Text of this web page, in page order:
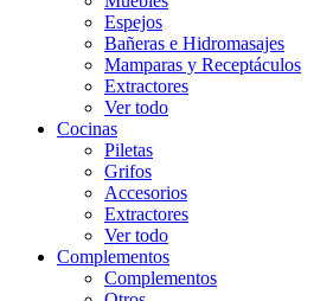
Espejos
Bañeras e Hidromasajes
Mamparas y Receptáculos
Extractores
Ver todo
Cocinas
Piletas
Grifos
Accesorios
Extractores
Ver todo
Complementos
Complementos